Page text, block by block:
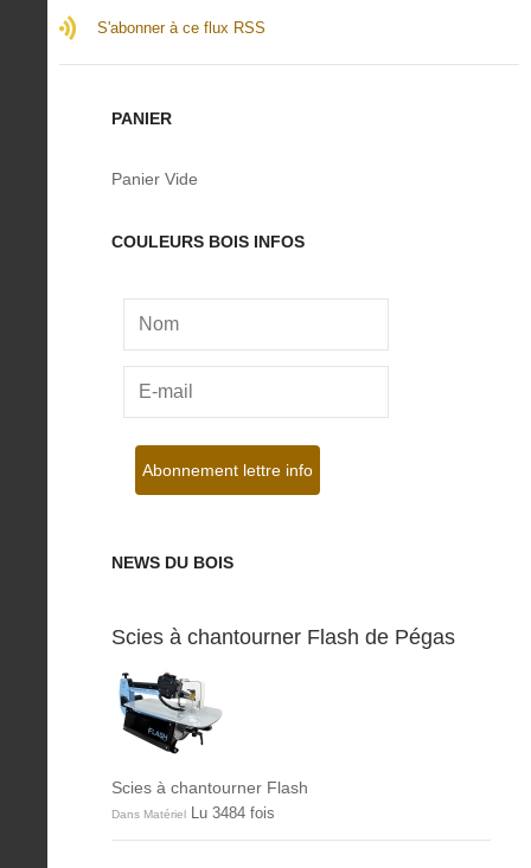
S'abonner à ce flux RSS
PANIER
Panier Vide
COULEURS BOIS INFOS
NEWS DU BOIS
Scies à chantourner Flash de Pégas
Scies à chantourner Flash
Dans Matériel Lu 3484 fois